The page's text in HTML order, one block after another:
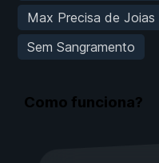
Max Precisa de Joias
Sem Sangramento
Como funciona?